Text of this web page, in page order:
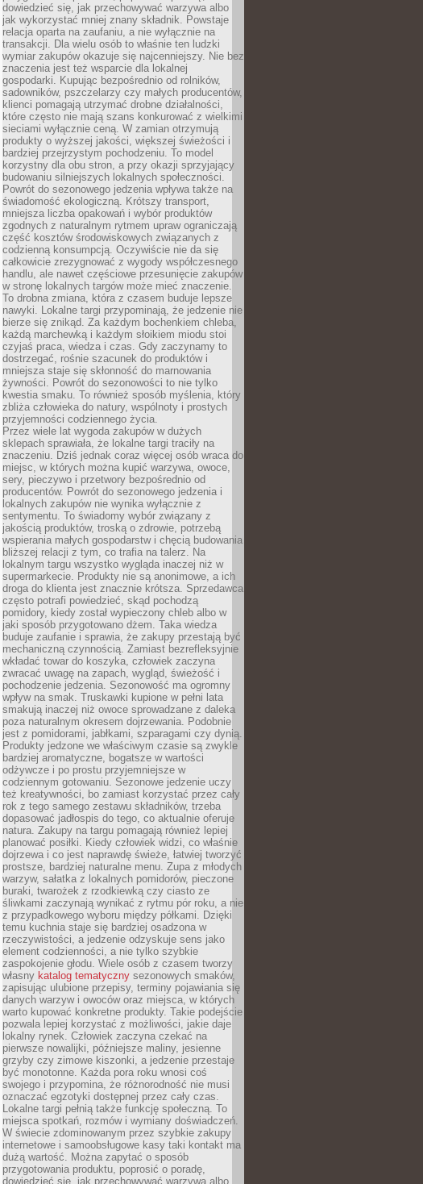
dowiedzieć się, jak przechowywać warzywa albo
jak wykorzystać mniej znany składnik. Powstaje
relacja oparta na zaufaniu, a nie wyłącznie na
transakcji. Dla wielu osób to właśnie ten ludzki
wymiar zakupów okazuje się najcenniejszy. Nie bez
znaczenia jest też wsparcie dla lokalnej
gospodarki. Kupując bezpośrednio od rolników,
sadowników, pszczelarzy czy małych producentów,
klienci pomagają utrzymać drobne działalności,
które często nie mają szans konkurować z wielkimi
sieciami wyłącznie ceną. W zamian otrzymują
produkty o wyższej jakości, większej świeżości i
bardziej przejrzystym pochodzeniu. To model
korzystny dla obu stron, a przy okazji sprzyjający
budowaniu silniejszych lokalnych społeczności.
Powrót do sezonowego jedzenia wpływa także na
świadomość ekologiczną. Krótszy transport,
mniejsza liczba opakowań i wybór produktów
zgodnych z naturalnym rytmem upraw ograniczają
część kosztów środowiskowych związanych z
codzienną konsumpcją. Oczywiście nie da się
całkowicie zrezygnować z wygody współczesnego
handlu, ale nawet częściowe przesunięcie zakupów
w stronę lokalnych targów może mieć znaczenie.
To drobna zmiana, która z czasem buduje lepsze
nawyki. Lokalne targi przypominają, że jedzenie nie
bierze się znikąd. Za każdym bochenkiem chleba,
każdą marchewką i każdym słoikiem miodu stoi
czyjaś praca, wiedza i czas. Gdy zaczynamy to
dostrzegać, rośnie szacunek do produktów i
mniejsza staje się skłonność do marnowania
żywności. Powrót do sezonowości to nie tylko
kwestia smaku. To również sposób myślenia, który
zbliża człowieka do natury, wspólnoty i prostych
przyjemności codziennego życia.
Przez wiele lat wygoda zakupów w dużych
sklepach sprawiała, że lokalne targi traciły na
znaczeniu. Dziś jednak coraz więcej osób wraca do
miejsc, w których można kupić warzywa, owoce,
sery, pieczywo i przetwory bezpośrednio od
producentów. Powrót do sezonowego jedzenia i
lokalnych zakupów nie wynika wyłącznie z
sentymentu. To świadomy wybór związany z
jakością produktów, troską o zdrowie, potrzebą
wspierania małych gospodarstw i chęcią budowania
bliższej relacji z tym, co trafia na talerz. Na
lokalnym targu wszystko wygląda inaczej niż w
supermarkecie. Produkty nie są anonimowe, a ich
droga do klienta jest znacznie krótsza. Sprzedawca
często potrafi powiedzieć, skąd pochodzą
pomidory, kiedy został wypieczony chleb albo w
jaki sposób przygotowano dżem. Taka wiedza
buduje zaufanie i sprawia, że zakupy przestają być
mechaniczną czynnością. Zamiast bezrefleksyjnie
wkładać towar do koszyka, człowiek zaczyna
zwracać uwagę na zapach, wygląd, świeżość i
pochodzenie jedzenia. Sezonowość ma ogromny
wpływ na smak. Truskawki kupione w pełni lata
smakują inaczej niż owoce sprowadzane z daleka
poza naturalnym okresem dojrzewania. Podobnie
jest z pomidorami, jabłkami, szparagami czy dynią.
Produkty jedzone we właściwym czasie są zwykle
bardziej aromatyczne, bogatsze w wartości
odżywcze i po prostu przyjemniejsze w
codziennym gotowaniu. Sezonowe jedzenie uczy
też kreatywności, bo zamiast korzystać przez cały
rok z tego samego zestawu składników, trzeba
dopasować jadłospis do tego, co aktualnie oferuje
natura. Zakupy na targu pomagają również lepiej
planować posiłki. Kiedy człowiek widzi, co właśnie
dojrzewa i co jest naprawdę świeże, łatwiej tworzyć
prostsze, bardziej naturalne menu. Zupa z młodych
warzyw, sałatka z lokalnych pomidorów, pieczone
buraki, twarożek z rzodkiewką czy ciasto ze
śliwkami zaczynają wynikać z rytmu pór roku, a nie
z przypadkowego wyboru między półkami. Dzięki
temu kuchnia staje się bardziej osadzona w
rzeczywistości, a jedzenie odzyskuje sens jako
element codzienności, a nie tylko szybkie
zaspokojenie głodu. Wiele osób z czasem tworzy
własny katalog tematyczny sezonowych smaków,
zapisując ulubione przepisy, terminy pojawiania się
danych warzyw i owoców oraz miejsca, w których
warto kupować konkretne produkty. Takie podejście
pozwala lepiej korzystać z możliwości, jakie daje
lokalny rynek. Człowiek zaczyna czekać na
pierwsze nowalijki, późniejsze maliny, jesienne
grzyby czy zimowe kiszonki, a jedzenie przestaje
być monotonne. Każda pora roku wnosi coś
swojego i przypomina, że różnorodność nie musi
oznaczać egzotyki dostępnej przez cały czas.
Lokalne targi pełnią także funkcję społeczną. To
miejsca spotkań, rozmów i wymiany doświadczeń.
W świecie zdominowanym przez szybkie zakupy
internetowe i samoobsługowe kasy taki kontakt ma
dużą wartość. Można zapytać o sposób
przygotowania produktu, poprosić o poradę,
dowiedzieć się, jak przechowywać warzywa albo